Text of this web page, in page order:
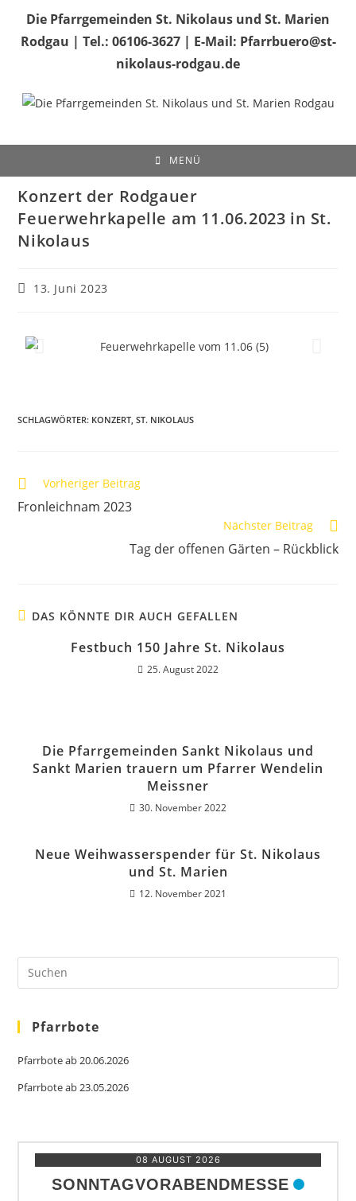
Die Pfarrgemeinden St. Nikolaus und St. Marien
Rodgau | Tel.: 06106-3627 | E-Mail: Pfarrbuero@st-
nikolaus-rodgau.de
MENÜ
Konzert der Rodgauer
Feuerwehrkapelle am 11.06.2023 in St.
Nikolaus
13. Juni 2023
SCHLAGWÖRTER: KONZERT ST. NIKOLAUS
Vorheriger Beitrag
Fronleichnam 2023
Nächster Beitrag
Tag der offenen Gärten – Rückblick
DAS KÖNNTE DIR AUCH GEFALLEN
Festbuch 150 Jahre St. Nikolaus
25. August 2022
Die Pfarrgemeinden Sankt Nikolaus und
Sankt Marien trauern um Pfarrer Wendelin
Meissner
30. November 2022
Neue Weihwasserspender für St. Nikolaus
und St. Marien
12. November 2021
Pfarrbote
Pfarrbote ab 20.06.2026
Pfarrbote ab 23.05.2026
08 AUGUST 2026
SONNTAGVORABENDMESSE